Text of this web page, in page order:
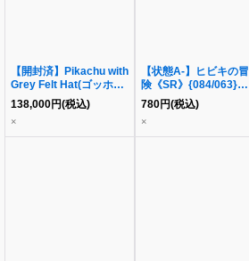
【開封済】Pikachu with
Grey Felt Hat(ゴッホピ
カチュウ)《-》{085/SV-
P}[-]
138,000円(税込)
×
【状態A-】ヒビキの冒
険《SR》{084/063}
[SV9a]
780円(税込)
×